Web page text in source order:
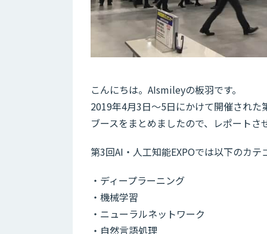
こんにちは。AIsmileyの板羽です。
2019年4月3日～5日にかけて開催され
ブースをまとめましたので、レポートさ
第3回AI・人工知能EXPOでは以下のカ
・ディープラーニング
・機械学習
・ニューラルネットワーク
・自然言語処理